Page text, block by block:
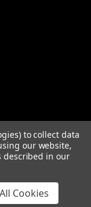
to collect data
our website,
described in our
Cookies